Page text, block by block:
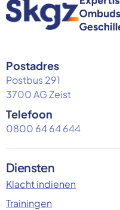
Postadres
Postbus 291
3700 AG Zeist
Telefoon
0800 64 64 644
Diensten
Klacht indienen
Trainingen